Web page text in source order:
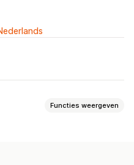
Functies weergeven